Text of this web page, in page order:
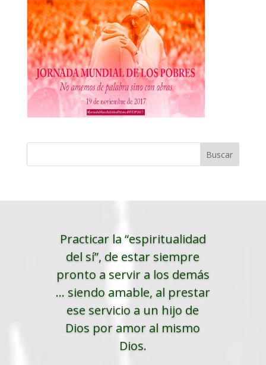
Practicar la “espiritualidad
del sí”, de estar siempre
pronto a servir a los demás
... siendo amable, al prestar
ese servicio a un hijo de
Dios por amor al mismo
Dios.